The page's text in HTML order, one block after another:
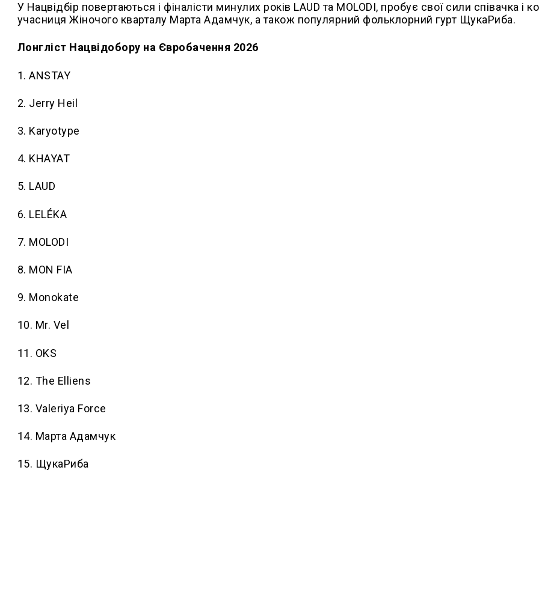
У Нацвідбір повертаються і фіналісти минулих років LAUD та MOLODI, пробує свої сили співачка і
учасниця Жіночого кварталу Марта Адамчук, а також популярний фольклорний гурт ЩукаРиба.
Лонгліст Нацвідобору на Євробачення 2026
1. ANSTAY
2. Jerry Heil
3. Karyotype
4. KHAYAT
5. LAUD
6. LELÉKA
7. MOLODI
8. MON FIA
9. Monokate
10. Mr. Vel
11. OKS
12. The Elliens
13. Valeriya Force
14. Марта Адамчук
15. ЩукаРиба